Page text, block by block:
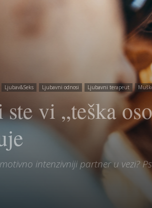
Ljubav&Seks Ljubavni odnosi Ljubavni terapeut
vi „teška
intenzivniji partner u vezi?